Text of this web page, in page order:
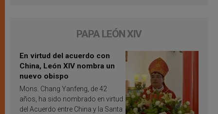
PAPA LEÓN XIV
En virtud del acuerdo con
China, León XIV nombra un
nuevo obispo
Mons. Chang Yanfeng, de 42
años, ha sido nombrado en virtud
del Acuerdo entre China y la Santa